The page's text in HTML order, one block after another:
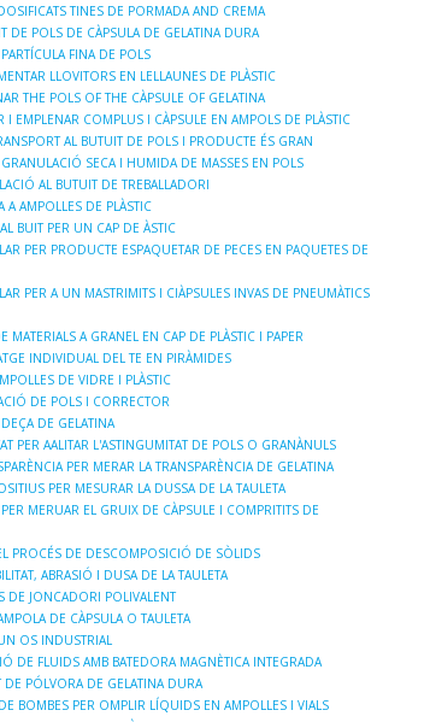
TINES DE PORMADA AND CREMA
DE POLS DE CÀPSULA DE GELATINA DURA
FINA DE POLS
LLOVITORS EN LELLAUNES DE PLÀSTIC
THE POLS OF THE CÀPSULE OF GELATINA
I EMPLENAR COMPLUS I CÀPSULE EN AMPOLS DE PLÀSTIC
AL BUTUIT DE POLS I PRODUCTE ÉS GRAN
SECA I HUMIDA DE MASSES EN POLS
AL BUTUIT DE TREBALLADORI
AMPOLLES DE PLÀSTIC
BUIT PER UN CAP DE ÀSTIC
PER PRODUCTE ESPAQUETAR DE PECES EN PAQUETES DE
PER A UN MASTRIMITS I CIÀPSULES INVAS DE PNEUMÀTICS
MATERIALS A GRANEL EN CAP DE PLÀSTIC I PAPER
INDIVIDUAL DEL TE EN PIRÀMIDES
DE VIDRE I PLÀSTIC
DE POLS I CORRECTOR
DE GELATINA
PER AALITAR L'ASTINGUMITAT DE POLS O GRANÀNULS
PER MERAR LA TRANSPARÈNCIA DE GELATINA
PER MESURAR LA DUSSA DE LA TAULETA
MERUAR EL GRUIX DE CÀPSULE I COMPRITITS DE
PROCÉS DE DESCOMPOSICIÓ DE SÒLIDS
ABRASIÓ I DUSA DE LA TAULETA
DE JONCADORI POLIVALENT
DE CÀPSULA O TAULETA
OS INDUSTRIAL
DE FLUIDS AMB BATEDORA MAGNÈTICA INTEGRADA
PÓLVORA DE GELATINA DURA
BOMBES PER OMPLIR LÍQUIDS EN AMPOLLES I VIALS